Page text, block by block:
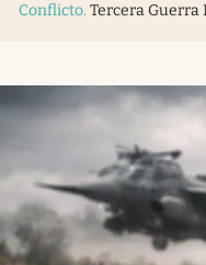
Conflicto. Tercera Guerra